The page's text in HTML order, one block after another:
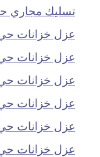
تسليك مجاري
عزل خزانات حي
عزل خزانات حي
عزل خزانات
عزل خزانات حي
عزل خزانات حي
عزل خزانات حي